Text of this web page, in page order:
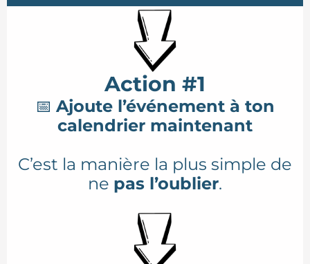
Action #1
📅 Ajoute l’événement à ton
calendrier maintenant
C’est la manière la plus simple de
ne pas l’oublier.